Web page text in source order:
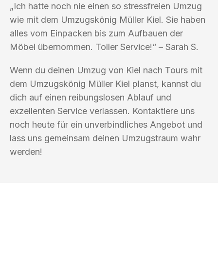
„Ich hatte noch nie einen so stressfreien Umzug
wie mit dem Umzugskönig Müller Kiel. Sie haben
alles vom Einpacken bis zum Aufbauen der
Möbel übernommen. Toller Service!“ – Sarah S.
Wenn du deinen Umzug von Kiel nach Tours mit
dem Umzugskönig Müller Kiel planst, kannst du
dich auf einen reibungslosen Ablauf und
exzellenten Service verlassen. Kontaktiere uns
noch heute für ein unverbindliches Angebot und
lass uns gemeinsam deinen Umzugstraum wahr
werden!